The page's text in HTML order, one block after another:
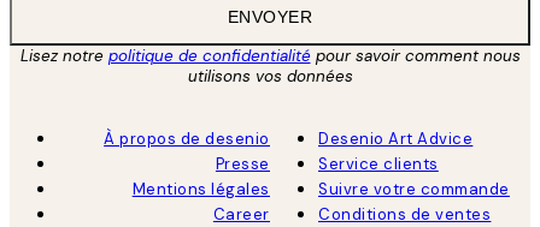
ENVOYER
Lisez notre politique de confidentialitépour savoir comment nous
utilisons vos données
À propos de desenio
Presse
Mentions légales
Career
Desenio Art Advice
Service clients
Suivre votre commande
Conditions de ventes